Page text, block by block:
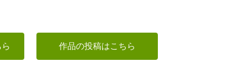
の舟 魔の匙
あんこく
唐の時代
作品の投稿はこちら